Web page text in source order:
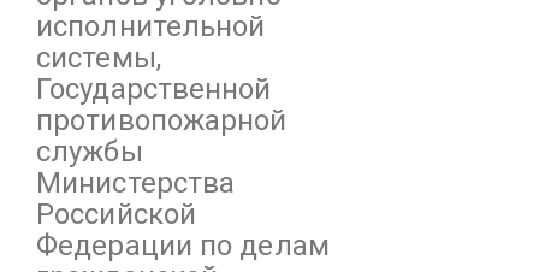
исполнительной
системы,
Государственной
противопожарной
службы
Министерства
Российской
Федерации по делам